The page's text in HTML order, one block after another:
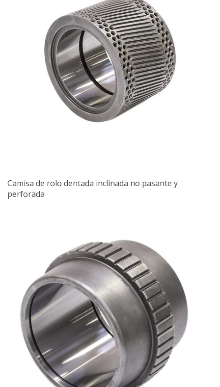
Camisa de rolo dentada inclinada no pasante y
perforada